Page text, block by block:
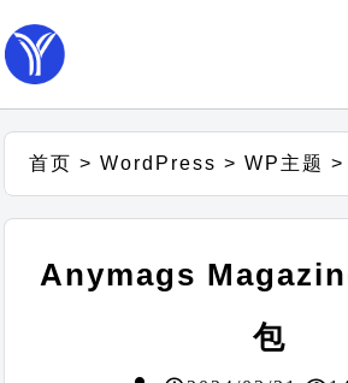
首页 >WordPress >WP主题
Anymags
包